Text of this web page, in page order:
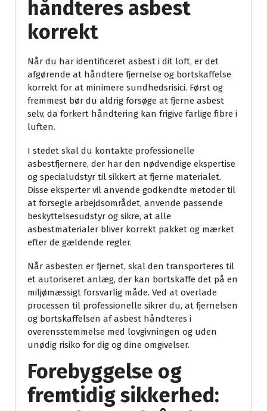
håndteres asbest
korrekt
Når du har identificeret asbest i dit loft, er det
afgørende at håndtere fjernelse og bortskaffelse
korrekt for at minimere sundhedsrisici. Først og
fremmest bør du aldrig forsøge at fjerne asbest
selv, da forkert håndtering kan frigive farlige fibre i
luften.
I stedet skal du kontakte professionelle
asbestfjernere, der har den nødvendige ekspertise
og specialudstyr til sikkert at fjerne materialet.
Disse eksperter vil anvende godkendte metoder til
at forsegle arbejdsområdet, anvende passende
beskyttelsesudstyr og sikre, at alle
asbestmaterialer bliver korrekt pakket og mærket
efter de gældende regler.
Når asbesten er fjernet, skal den transporteres til
et autoriseret anlæg, der kan bortskaffe det på en
miljømæssigt forsvarlig måde. Ved at overlade
processen til professionelle sikrer du, at fjernelsen
og bortskaffelsen af asbest håndteres i
overensstemmelse med lovgivningen og uden
unødig risiko for dig og dine omgivelser.
Forebyggelse og
fremtidig sikkerhed: